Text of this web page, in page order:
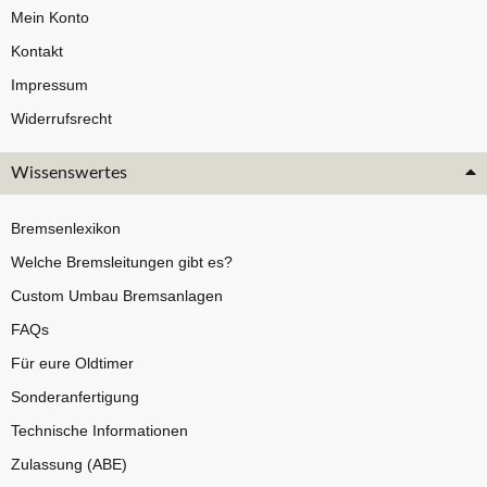
Mein Konto
Kontakt
Impressum
Widerrufsrecht
Wissenswertes
Bremsenlexikon
Welche Bremsleitungen gibt es?
Custom Umbau Bremsanlagen
FAQs
Für eure Oldtimer
Sonderanfertigung
Technische Informationen
Zulassung (ABE)